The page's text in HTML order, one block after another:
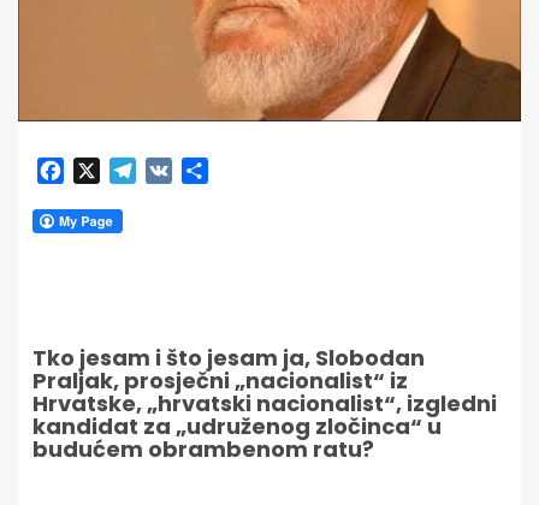
Facebook Telegram
VK
Tko jesam i što jesam ja, Slobodan
Praljak, prosječni „nacionalist“ iz
Hrvatske, „hrvatski nacionalist“, izgledni
kandidat za „udruženog zločinca“ u
budućem obrambenom ratu?